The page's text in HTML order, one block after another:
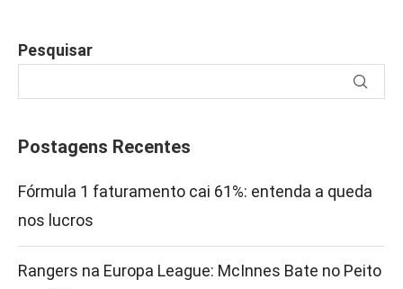
Pesquisar
Postagens Recentes
Fórmula 1 faturamento cai 61%: entenda a queda
nos lucros
Rangers na Europa League: McInnes Bate no Peito